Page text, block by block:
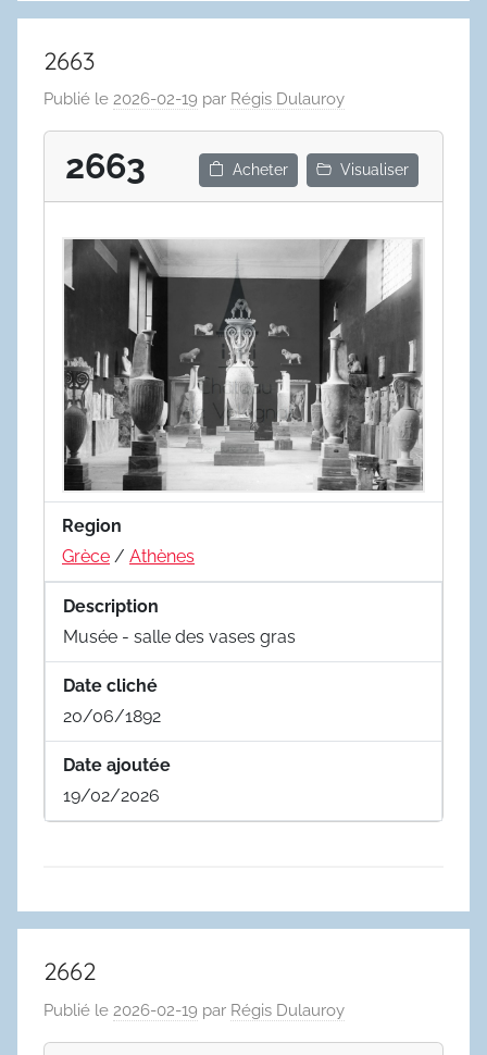
2663
Publié le 2026-02-19 par Régis Dulauroy
2663 Acheter Visualiser
Region
Grèce / Athènes
Description
Musée - salle des vases gras
Date cliché
20/06/1892
Date ajoutée
19/02/2026
2662
Publié le 2026-02-19 par Régis Dulauroy